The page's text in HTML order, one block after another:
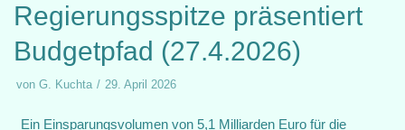
Regierungsspitze präsentiert
Budgetpfad (27.4.2026)
von G. Kuchta 29. April 2026
Ein Einsparungsvolumen von 5,1 Milliarden Euro für die